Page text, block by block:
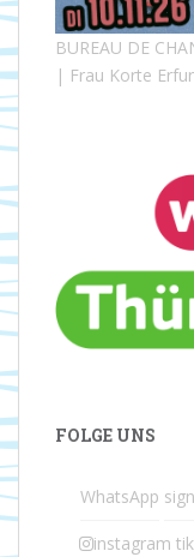
BUREAU DE
| Frau Korte
FOLGE UNS
WhatsApp
instagram